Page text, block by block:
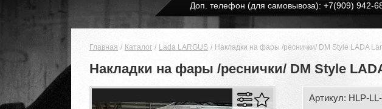
Доп. телефон (для самовывоза): +7(909) 942-
Главная Каталог Lada LARGUS Накладки на фары /реснички/ DM Style LADA
Накладки на фары /реснички/ DM Style
Артикул: HLP-